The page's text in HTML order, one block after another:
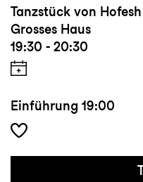
Tanzstück von
Grosses Haus
19:30 - 20:30
Einführung 19:00